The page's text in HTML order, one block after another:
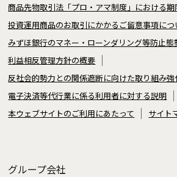
商品先物取引法「プロ・アマ制度」における
投資運用商品のお取引にかかるご留意事項につ
みずほ銀行のマネー・ローンダリング等防止態
利益相反管理方針の概要
反社会的勢力との関係遮断に向けた取り組み強
電子決済等代行業に係る利用者に対する説明
本ウェブサイトのご利用にあたって
サイト
グループ会社